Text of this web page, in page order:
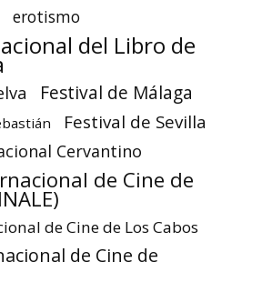
erotismo
del Libro de
Festival de Málaga
Festival de Sevilla
Cervantino
de Cine de
de Cine de Los Cabos
de Cine de